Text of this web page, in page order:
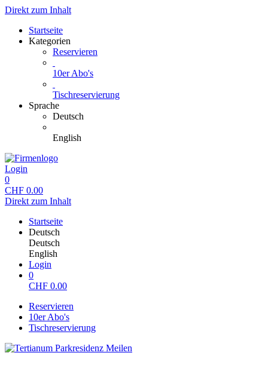
Direkt zum Inhalt
Startseite
Kategorien
Reservieren
10er Abo's
Tischreservierung
Sprache
Deutsch
English
Login
0
CHF 0.00
Direkt zum Inhalt
Startseite
Deutsch
Deutsch
English
Login
0
CHF 0.00
Reservieren
10er Abo's
Tischreservierung